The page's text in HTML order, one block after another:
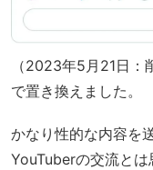
（2023年5月21日
で置き換えました。
かなり性的な内容を
YouTuberの交流とは